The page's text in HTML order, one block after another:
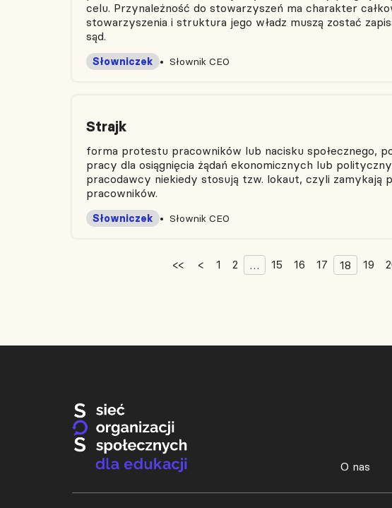
celu. Przynależność do stowarzyszeń ma charakter
stowarzyszenia i struktura jego władz muszą zostać
sąd.
Słownik CEO
Słowniczek
Strajk
forma protestu pracowników lub nacisku społecznego,
pracy dla osiągnięcia żądań ekonomicznych lub
pracodawcy niekiedy stosują tzw. lokaut, czyli zamykają
pracowników.
Słownik CEO
Słowniczek
<< < 1 2 … 15 16 17 18 19
O nas